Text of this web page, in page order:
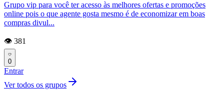
Grupo vip para você ter acesso às melhores ofertas e promoções
online pois o que agente gosta mesmo é de economizar em boas
compras divul...
👁️ 381
0
Entrar
Ver todos os grupos